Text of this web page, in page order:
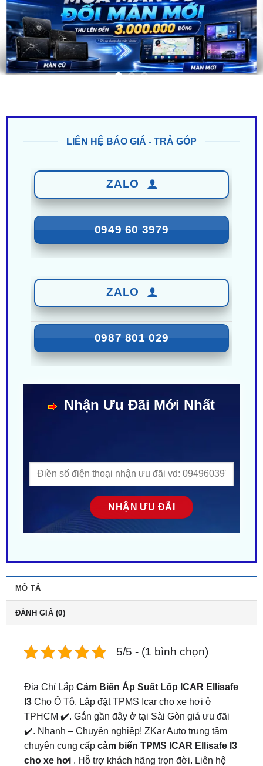
0949 60 3979
0987 801 029
ĐÁNH GIÁ (0)
Địa Chỉ Lắp Cảm Biến Áp Suất Lốp ICAR Ellisafe
TPHCM ✔️. Gắn gần đây ở tại Sài Gòn giá ưu đãi
✔️. Nhanh – Chuyên nghiệp! ZKar Auto trung tâm
chuyên cung cấpcảm biến TPMS ICAR Ellisafe I3
cho xe hơi. Hỗ trợ khách hãng trọn đời. Liên hệ
ngay0949.603.979hoặc0987.801.029để được hỗ
trợ bởi đội ngũ kỹ thuật viên tận tâm.